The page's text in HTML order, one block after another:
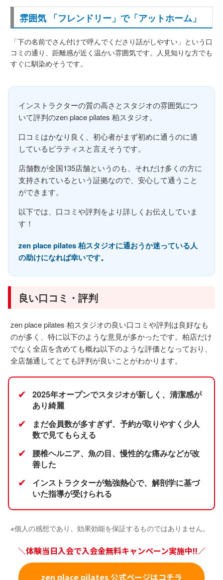
雰囲気 「フレンドリー」で「アットホーム」
「下の名前でさん付けで呼んでくださり話がしやすい」という口
コミの通り、距離感が近く温かい雰囲気です。人見知りな方でも
すぐに馴染めそうです。
インストラクターの質の高さとスタジオの雰囲気につ
いて評判のzen place pilates 柏スタジオ。
口コミはかなり良く、初心者がまず初めに通うのに適
しているピラティスと言えそうです。
店舗数が全国135店舗というのも、それだけ多くの方に
支持されているという証拠なので、安心して通うこと
ができます。
以下では、口コミや評判をより詳しくお伝えしていま
す！
zen place pilates 柏スタジオに通おうか迷っている人
の助けになれば幸いです。
良い口コミ・評判
zen place pilates 柏スタジオの良い口コミや評判は良好なも
のが多く、特に以下のような意見が多かったです。柏店だけ
でなく全店を含めても概ね以下のような評価となっており、
全店舗通してとても評判が良いことがわかります。
✔
2025年オープンでスタジオが新しく、清潔感が
あり綺麗
✔
まだ会員数が多すぎず、予約が取りやすく少人
数で見てもらえる
✔
腰椎ヘルニア、魚の目、慢性的な痛みなどが改
善した
✔
インストラクターが勉強熱心で、解剖学に基づ
いた指導が受けられる
※個人の感想であり、効果効能を保証するものではありません。
＼体験当日入会で入会金無料キャンペーン実施中!!／
zen place pilates 公式ページはコチラ